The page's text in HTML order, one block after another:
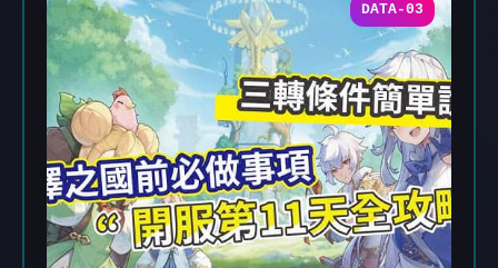
DATA-03